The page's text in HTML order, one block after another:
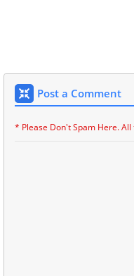
Post a Comment
* Please Don't Spam Here.